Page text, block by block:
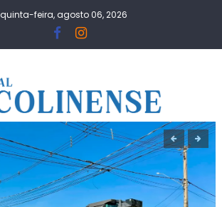
quinta-feira, agosto 06, 2026